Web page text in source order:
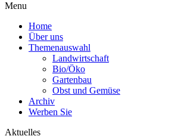
Menu
Home
Über uns
Themenauswahl
Landwirtschaft
Bio/Öko
Gartenbau
Obst und Gemüse
Archiv
Werben Sie
Aktuelles